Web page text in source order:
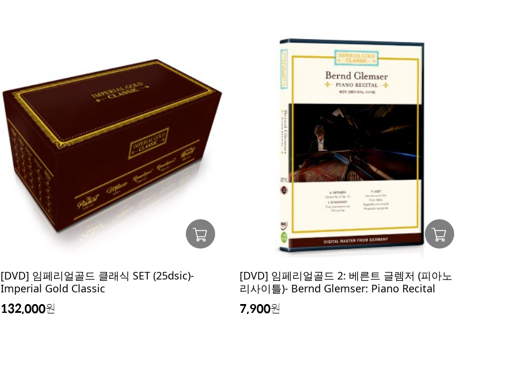
[DVD] 임페리얼골드 클래식 SET (25dsic)-
Imperial Gold Classic
132,000원
[DVD] 임페리얼골드 2: 베른트 글렘저 (피아노
리사이틀)- Bernd Glemser: Piano Recital
7,900원